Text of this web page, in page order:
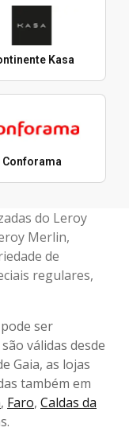
Kasa
Conforama
do Leroy
Merlin,
de
regulares,
ser
válidas desde
Gaia, as lojas
também em
, Faro, Caldas da